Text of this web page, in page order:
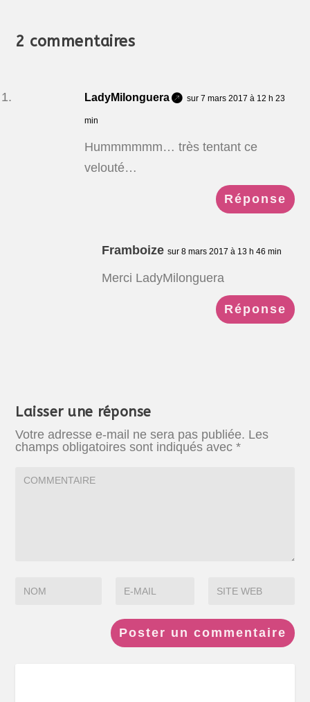
2 commentaires
LadyMilonguera sur 7 mars 2017 à 12 h 23
min
Hummmmmm… très tentant ce
velouté…
Réponse
Framboize sur 8 mars 2017 à 13 h 46 min
Merci LadyMilonguera
Réponse
Laisser une réponse
Votre adresse e-mail ne sera pas publiée. Les
champs obligatoires sont indiqués avec*